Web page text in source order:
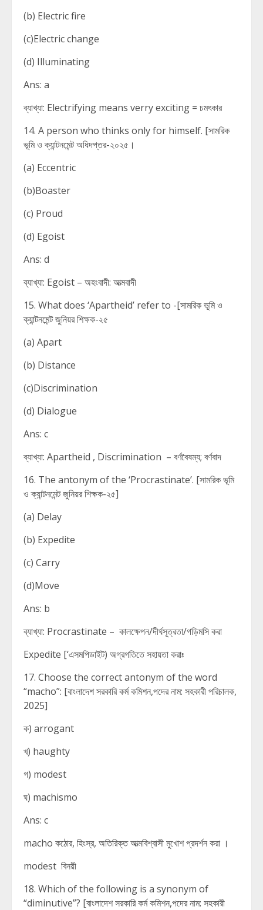
(b) Electric fire
(c)Electric change
(d) Illuminating
Ans: a
ব্যাখ্যা: Electrifying means verry exciting = চমৎকার
14. A person who thinks only for himself. [সামরিক
ভূমি ও ক্যান্টনমেন্ট অধিদপ্তর-২০২৫।
(a) Eccentric
(b)Boaster
(c) Proud
(d) Egoist
Ans: d
ব্যাখ্যা: Egoist – অহংবাদী: আত্মবাদী
15. What does ‘Apartheid’ refer to -[সামরিক ভূমি ও
ক্যান্টনমেন্ট জুনিয়র শিক্ষক-২৫
(a) Apart
(b) Distance
(c)Discrimination
(d) Dialogue
Ans: c
ব্যাখ্যা: Apartheid , Discrimination – বর্ণবৈষম্য; বর্ণবাদ
16. The antonym of the ‘Procrastinate’. [সামরিক ভূমি
ও ক্যান্টনমেন্ট জুনিয়র শিক্ষক-২৫]
(a) Delay
(b) Expedite
(c) Carry
(d)Move
Ans: b
ব্যাখ্যা: Procrastinate – কালক্ষেপন/দীর্ঘসূত্রতা/গড়িমসি করা
Expedite [‘এসমপিডাইট) অগ্রগতিতে সহায়তা করাঃ
17. Choose the correct antonym of the word
“macho”: [বাংলাদেশ সরকারি কর্ম কমিশন,পদের নাম: সহকারী পরিচালক,
2025]
ক) arrogant
খ) haughty
গ) modest
ঘ) machismo
Ans: c
macho কঠোর, হিংস্র, অতিরিক্ত আত্মবিশ্বাসী মুখোশ প্রদর্শন করা ।
modest বিনয়ী
18. Which of the following is a synonym of
“diminutive”? [বাংলাদেশ সরকারি কর্ম কমিশন,পদের নাম: সহকারী